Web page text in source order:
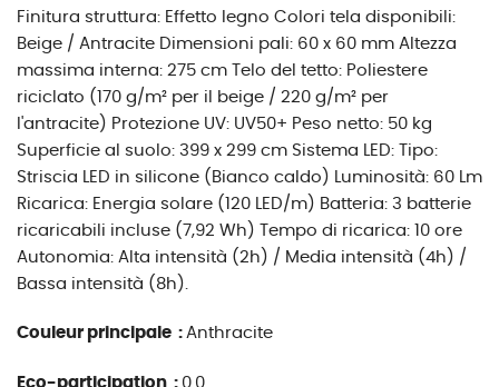
Finitura struttura: Effetto legno Colori tela disponibili:
Beige / Antracite Dimensioni pali: 60 x 60 mm Altezza
massima interna: 275 cm Telo del tetto: Poliestere
riciclato (170 g/m² per il beige / 220 g/m² per
l'antracite) Protezione UV: UV50+ Peso netto: 50 kg
Superficie al suolo: 399 x 299 cm Sistema LED: Tipo:
Striscia LED in silicone (Bianco caldo) Luminosità: 60 Lm
Ricarica: Energia solare (120 LED/m) Batteria: 3 batterie
ricaricabili incluse (7,92 Wh) Tempo di ricarica: 10 ore
Autonomia: Alta intensità (2h) / Media intensità (4h) /
Bassa intensità (8h).
Couleur principale : Anthracite
Eco-participation : 0.0